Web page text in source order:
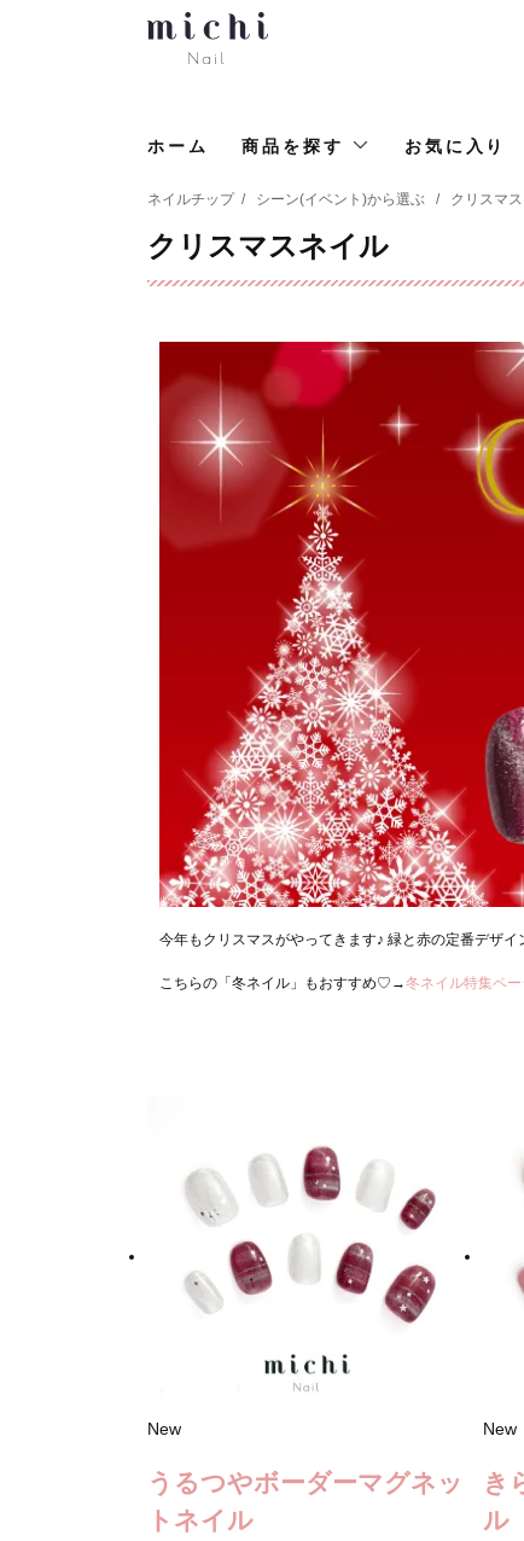
ホーム 商品を探す お気に入り
ネイルチップ / シーン(イベント)から選ぶ / クリスマ
クリスマスネイル
今年もクリスマスがやってきます♪ 緑と赤の定番デザ
こちらの「冬ネイル」もおすすめ♡→冬ネイル特集ペー
New
うるつやボーダーマグネッ
トネイル
New
き
ル